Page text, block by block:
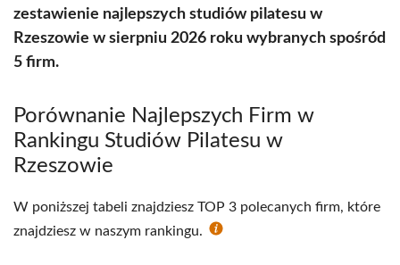
zestawienie najlepszych studiów pilatesu w
Rzeszowie w sierpniu 2026 roku wybranych spośród
5 firm.
Porównanie Najlepszych Firm w
Rankingu Studiów Pilatesu w
Rzeszowie
W poniższej tabeli znajdziesz TOP 3 polecanych firm, które
znajdziesz w naszym rankingu.